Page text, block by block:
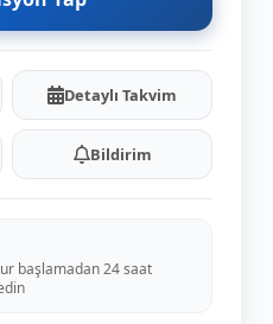
Detaylı Takvim
Bildirim
başlamadan 24 saat